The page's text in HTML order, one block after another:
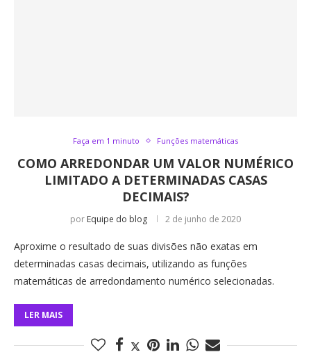
Faça em 1 minuto Funções matemáticas
COMO ARREDONDAR UM VALOR NUMÉRICO
LIMITADO A DETERMINADAS CASAS
DECIMAIS?
por Equipe do blog 2 de junho de 2020
Aproxime o resultado de suas divisões não exatas em
determinadas casas decimais, utilizando as funções
matemáticas de arredondamento numérico selecionadas.
LER MAIS